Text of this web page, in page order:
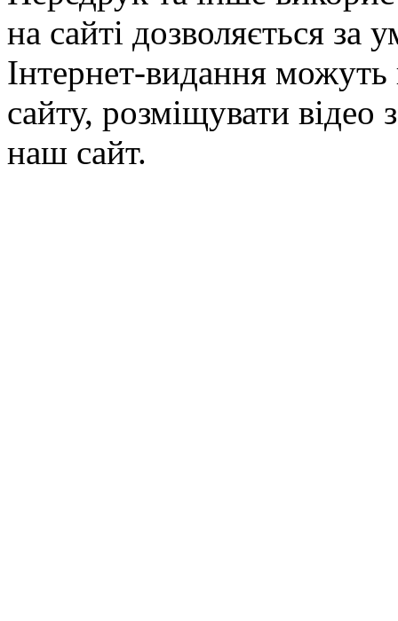
на сайті дозволяється
Інтернет-видання можуть
сайту, розміщувати відео
наш сайт.